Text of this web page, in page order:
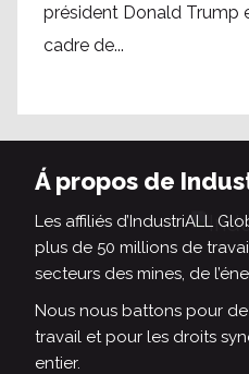
président Donald Trump
cadre de...
Á propos de
Les affiliés d’IndustriALL
plus de 50 millions de
secteurs des mines, de
Nous nous battons pour
travail et pour les droits
entier.